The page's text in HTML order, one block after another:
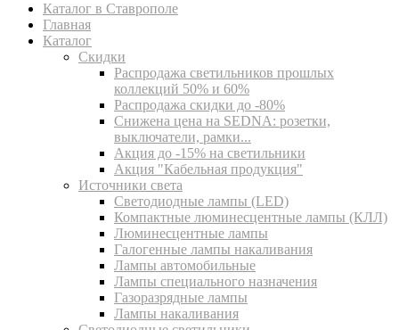
Каталог в Ставрополе
Главная
Каталог
Скидки
Распродажа светильников прошлых
коллекций 50% и 60%
Распродажа скидки до -80%
Cнижена цена на SEDNA: розетки,
выключатели, рамки...
Акция до -15% на светильники
Акция "Кабельная продукция"
Источники света
Светодиодные лампы (LED)
Компактные люминесцентные лампы (КЛЛ)
Люминесцентные лампы
Галогенные лампы накаливания
Лампы автомобильные
Лампы специального назначения
Газоразрядные лампы
Лампы накаливания